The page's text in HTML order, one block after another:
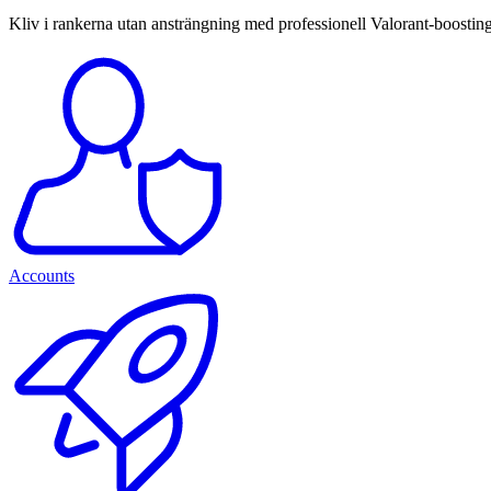
Kliv i rankerna utan ansträngning med professionell Valorant-
Accounts